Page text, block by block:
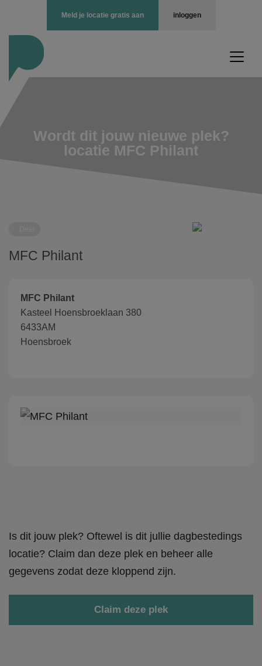
inloggen
Meld je locatie gratis aan
Wordt dit jouw nieuwe plek?
locatie MFC Philant
MFC Philant
MFC Philant
Kasteel Hoensbroeklaan 380
6433AM
Hoensbroek
Is dit jouw plek? Oftewel is dit jullie dagbestedings
locatie? Claim dan deze plek en beheer alle
gegevens zodat deze kloppend zijn.
Claim deze plek